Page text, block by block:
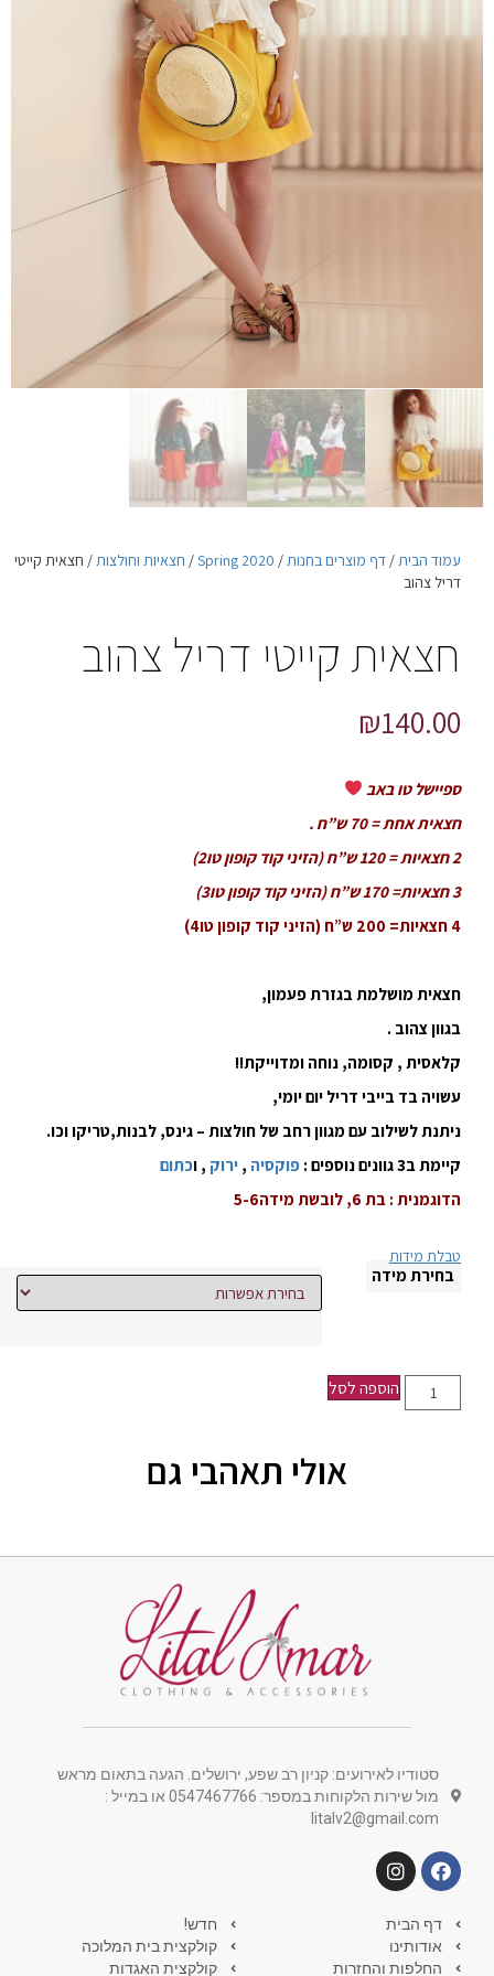
עמוד הבית / דף מוצרים בחנות /
Spring 2020
/ חצאיות וחולצות / חצאית קייטי
דריל צהוב
חצאית קייטי דריל צהוב
₪140.00
ספיישל טו באב
חצאית אחת = 70 ש”ח .
2 חצאיות = 120 ש”ח (הזיני קוד קופון טו2)
3 חצאיות= 170 ש”ח (הזיני קוד קופון טו3)
4 חצאיות= 200 ש”ח (הזיני קוד קופון טו4)
חצאית מושלמת בגזרת פעמון,
בגוון צהוב .
קלאסית , קסומה, נוחה ומדוייקת!!
עשויה בד בייבי דריל יום יומי,
ניתנת לשילוב עם מגוון רחב של חולצות – גינס, לבנות,טריקו וכו.
קיימת ב3 גוונים נוספים :
פוקסיה , ירוק , וכתום
הדוגמנית : בת 6, לובשת מידה5-6
טבלת מידות
בחירת מידה
הוספה לסל
אולי תאהבי גם
סטודיו לאירועים: קניון רב שפע, ירושלים. הגעה בתאום מראש
מול שירות הלקוחות במספר: 0547467766 או במייל :
litalv2@gmail.com
דף הבית
אודותינו
החלפות והחזרות
חדש!
קולקצית בית המלוכה
קולקצית האגדות